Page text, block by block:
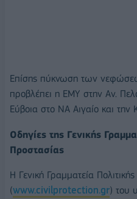
Επίσης πύκνωση των
προβλέπει η ΕΜΥ στην Αν.
Εύβοια στο ΝΑ Αιγαίο και την
Οδηγίες της Γενικής
Προστασίας
Η Γενική Γραμματεία
(www.civilprotection.gr) του